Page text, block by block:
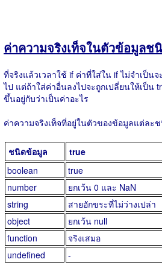
ค่าความจริงเท็จในตัวข้อมูลช
ที่จริงแล้วเวลาใช้ if ค่าที่ใส่ใน if ไม่จำเป็น
ไป แต่ถ้าใส่ค่าอื่นลงไปจะถูกเปลี่ยนให้เป็น
ขึ้นอยู่กับว่าเป็นค่าอะไร
ค่าความจริงเท็จที่อยู่ในตัวของข้อมูลแต่ละ
ชนิดข้อมูล true
boolean
true
number
ยกเว้น 0 และ NaN
string
สายอักขระที่ไม่ว่างเปล่า
object
ยกเว้น null
function
จริงเสมอ
undefined
-